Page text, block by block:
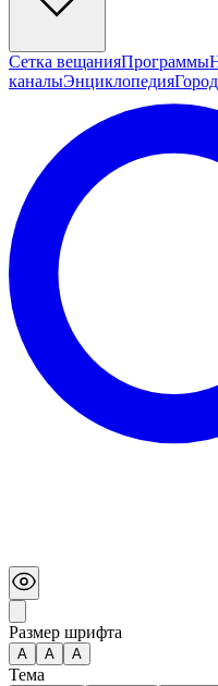
Сетка вещанияПрограммы
каналыЭнциклопедия
Размер шрифта
А A A
Тема